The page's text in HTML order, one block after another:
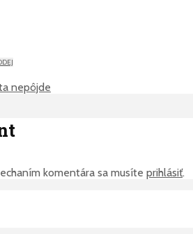
nepôjde
komentára sa musíte prihlásiť.